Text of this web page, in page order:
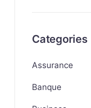
Categories
Assurance
Banque